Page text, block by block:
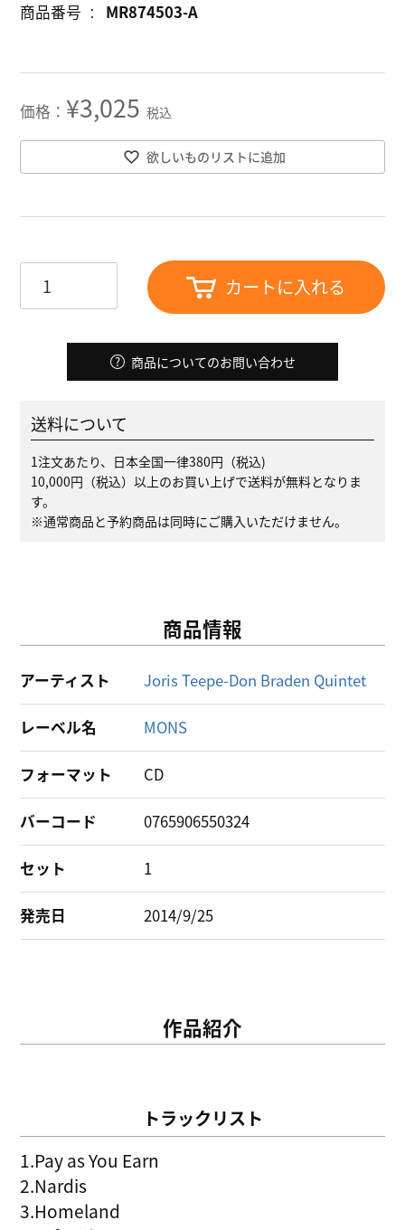
商品番号 MR874503-A
¥3,025 税込
欲しいものリストに追加
カートに入れる
商品についてのお問い合わせ
送料について
1注文あたり、日本全国一律380円（税込)
10,000円（税込）以上のお買い上げで送料が無料となりま
す。
※通常商品と予約商品は同時にご購入いただけません。
商品情報
アーティスト Joris Teepe-Don Braden Quintet
レーベル名 MONS
フォーマット CD
バーコード 0765906550324
セット 1
発売日 2014/9/25
作品紹介
トラックリスト
1.Pay as You Earn
2.Nardis
3.Homeland